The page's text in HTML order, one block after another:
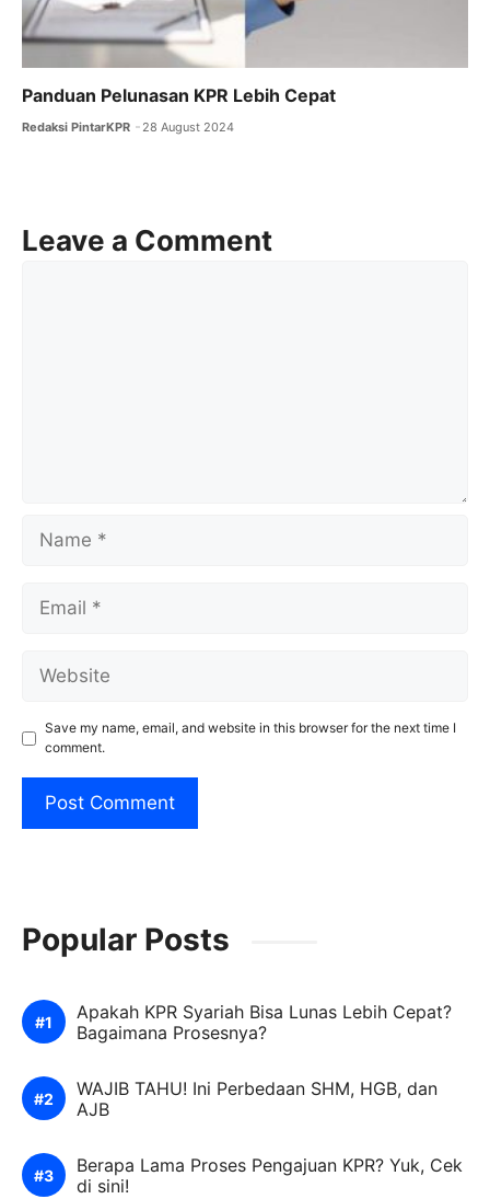
Panduan Pelunasan KPR Lebih Cepat
Redaksi PintarKPR 28 August 2024
Leave a Comment
Name
Email
Website
Save my name, email, and website in this browser for the next time I
comment.
Popular Posts
Apakah KPR Syariah Bisa Lunas Lebih Cepat?
Bagaimana Prosesnya?
WAJIB TAHU! Ini Perbedaan SHM, HGB, dan
AJB
Berapa Lama Proses Pengajuan KPR? Yuk, Cek
di sini!